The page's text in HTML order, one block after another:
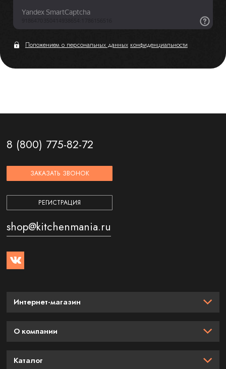
Положением о персональных данных конфиденциальности
8 (800) 775-82-72
ЗАКАЗАТЬ ЗВОНОК
РЕГИСТРАЦИЯ
shop@kitchenmania.ru
Интернет-магазин
О компании
Каталог